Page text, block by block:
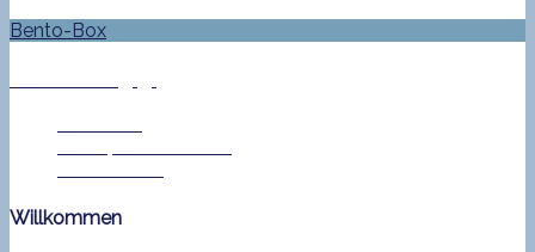
Bento-Box
Willkommen